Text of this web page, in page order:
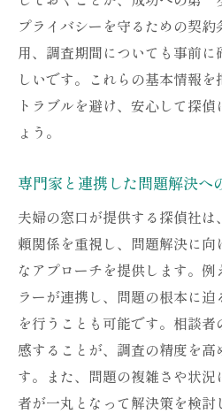
い相談体制
心の負担を軽減する
相談者に安心を与え
問題解決への迅速な
探偵社利用で得られ
誰にも相談できない悩み
夫婦の窓口が解決策を提
一人で悩まないため
初めての相談でも安
カウンセリングを通
専門家と共に歩む問
相談者の声に基づい
プライバシーを守るための契
用、調査期間についても事前に
しいです。これらの基本情報
トラブルを避け、安心して探
ょう。
専門家と連携した問題解決へ
夫婦の窓口が提供する探偵社
頼関係を重視し、問題解決に
なアプローチを提供します。
ラーが連携し、問題の根本に
を行うことも可能です。相談
感することが、調査の精度を高
す。また、問題の複雑さや状
者が一丸となって解決策を検